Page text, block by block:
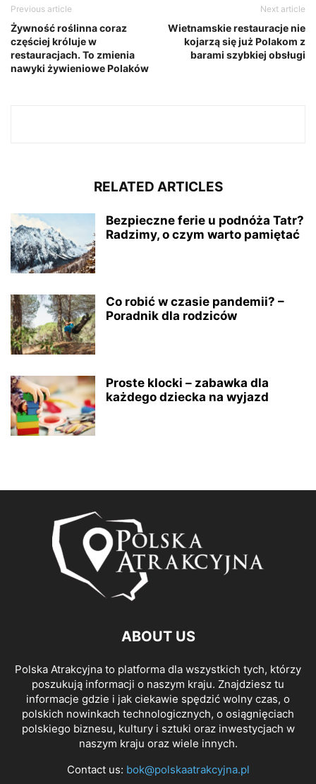
Previous article
Żywność roślinna coraz
częściej króluje w
restauracjach. To zmienia
nawyki żywieniowe Polaków
Next article
Wietnamskie restauracje nie
kojarzą się już Polakom z
barami szybkiej obsługi
RELATED ARTICLES
Bezpieczne ferie u podnóża Tatr?
Radzimy, o czym warto pamiętać
Co robić w czasie pandemii? –
Poradnik dla rodziców
Proste klocki – zabawka dla
każdego dziecka na wyjazd
ABOUT US
Polska Atrakcyjna to platforma dla wszystkich tych, którzy
poszukują informacji o naszym kraju. Znajdziesz tu
informacje gdzie i jak ciekawie spędzić wolny czas, o
polskich nowinkach technologicznych, o osiągnięciach
polskiego biznesu, kultury i sztuki oraz inwestycjach w
naszym kraju oraz wiele innych.
Contact us: bok@polskaatrakcyjna.pl